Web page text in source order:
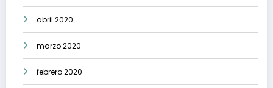
abril 2020
marzo 2020
febrero 2020